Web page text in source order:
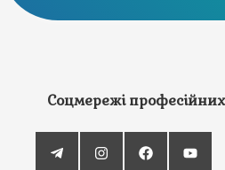
Соцмережі